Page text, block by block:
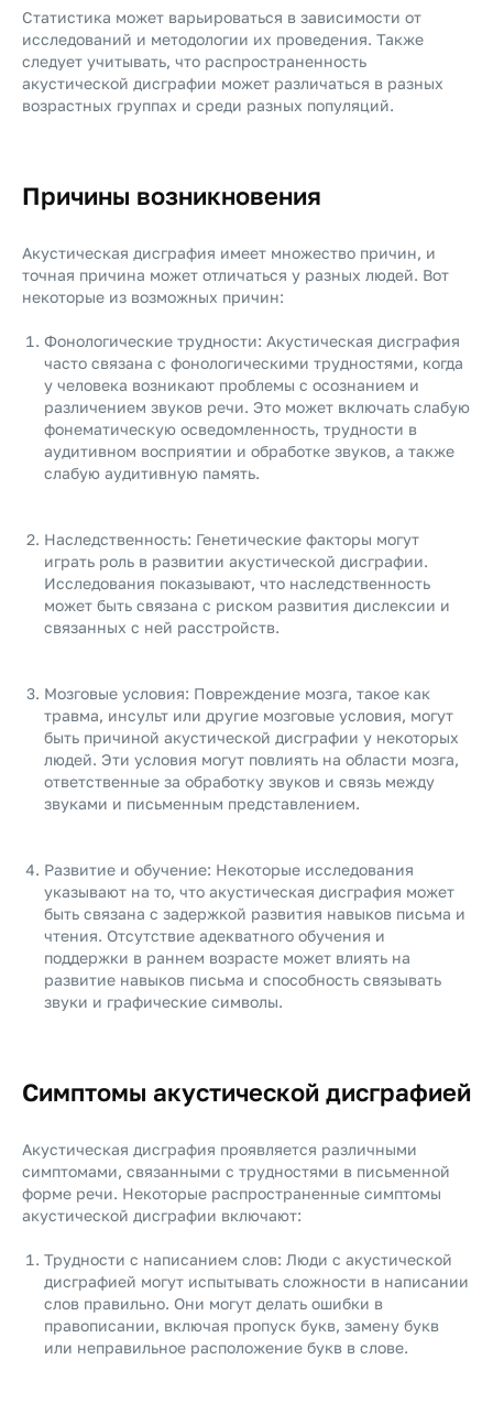
Статистика может варьироваться в зависимости от
исследований и методологии их проведения. Также
следует учитывать, что распространенность
акустической дисграфии может различаться в разных
возрастных группах и среди разных популяций.
Причины возникновения
Акустическая дисграфия имеет множество причин, и
точная причина может отличаться у разных людей. Вот
некоторые из возможных причин:
Фонологические трудности: Акустическая дисграфия
часто связана с фонологическими трудностями, когда
у человека возникают проблемы с осознанием и
различением звуков речи. Это может включать слабую
фонематическую осведомленность, трудности в
аудитивном восприятии и обработке звуков, а также
слабую аудитивную память.
Наследственность: Генетические факторы могут
играть роль в развитии акустической дисграфии.
Исследования показывают, что наследственность
может быть связана с риском развития дислексии и
связанных с ней расстройств.
Мозговые условия: Повреждение мозга, такое как
травма, инсульт или другие мозговые условия, могут
быть причиной акустической дисграфии у некоторых
людей. Эти условия могут повлиять на области мозга,
ответственные за обработку звуков и связь между
звуками и письменным представлением.
Развитие и обучение: Некоторые исследования
указывают на то, что акустическая дисграфия может
быть связана с задержкой развития навыков письма и
чтения. Отсутствие адекватного обучения и
поддержки в раннем возрасте может влиять на
развитие навыков письма и способность связывать
звуки и графические символы.
Симптомы акустической дисграфией
Акустическая дисграфия проявляется различными
симптомами, связанными с трудностями в письменной
форме речи. Некоторые распространенные симптомы
акустической дисграфии включают:
Трудности с написанием слов: Люди с акустической
дисграфией могут испытывать сложности в написании
слов правильно. Они могут делать ошибки в
правописании, включая пропуск букв, замену букв
или неправильное расположение букв в слове.